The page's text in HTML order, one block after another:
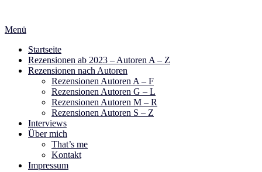
springen
Menü
Startseite
Rezensionen ab 2023 – Autoren A – Z
Rezensionen nach Autoren
Rezensionen Autoren A – F
Rezensionen Autoren G – L
Rezensionen Autoren M – R
Rezensionen Autoren S – Z
Interviews
Über mich
That’s me
Kontakt
Impressum